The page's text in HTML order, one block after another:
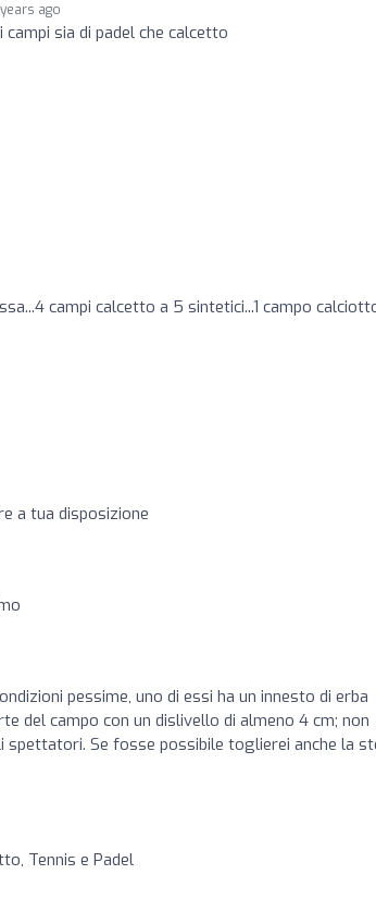
ago
sia di padel che calcetto
campi calcetto a 5 sintetici...1 campo
a tua disposizione
pessime, uno di essi ha un innesto di erba
del campo con un dislivello di almeno 4 cm; non
spettatori. Se fosse possibile toglierei anche la
Tennis e Padel